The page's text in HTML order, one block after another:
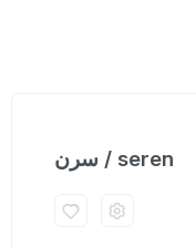
سرن / seren